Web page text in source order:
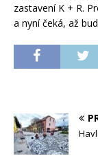
zastavení K + R.
a nyní čeká, až